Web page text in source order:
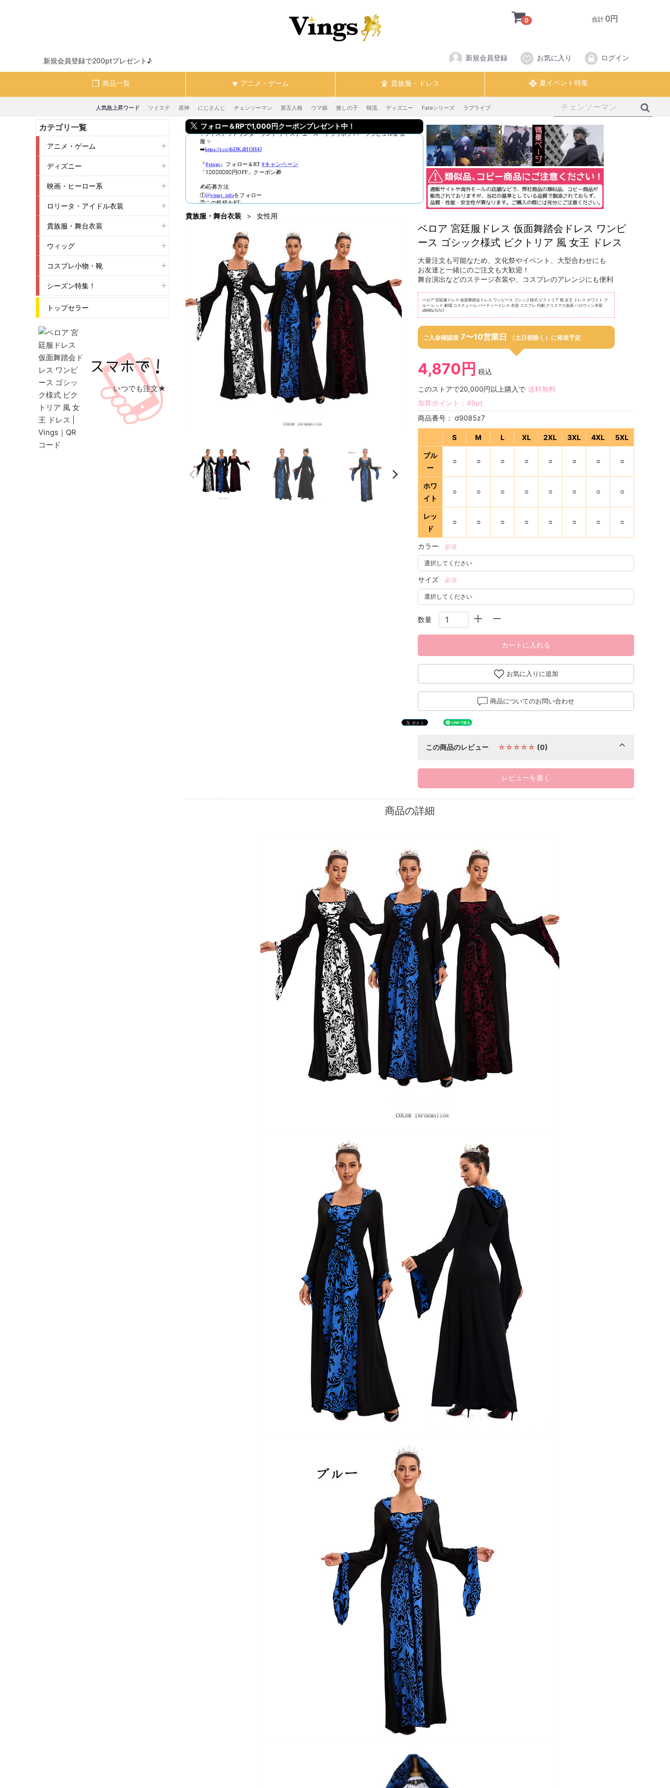
新規会員登録で200ptプレゼント♪
0 合計 0円
新規会員登録 お気に入り ログイン
商品一覧 アニメ・ゲーム 貴族服・ドレス
人気急上昇ワード ツイステ 原神 にじさんじ チェンソーマン 第五人格 ウマ娘 推しの子 韓流 ディズニー Fateシリーズ ラブライブ
カテゴリ一覧
アニメ・ゲーム
ディズニー
映画・ヒーロー系
ロリータ・アイドル衣装
貴族服・舞台衣装
ウィッグ
コスプレ小物・靴
シーズン特集！
トップセラー
いつでも注文★
フォロー＆RPで1,000円クーポンプレゼント中！
貴族服・舞台衣装 女性用
ベロア 宮廷服ドレス 仮面舞踏会ドレス ワンピ
ース ゴシック様式 ビクトリア 風 女王 ドレス
大量注文も可能なため、文化祭やイベント、大型合わせにも
お友達と一緒にのご注文も大歓迎！
舞台演出などのステージ衣装や、コスプレのアレンジにも便利
ベロア 宮廷服ドレス 仮面舞踏会ドレス ワンピース ゴシック様式 ビクトリア 風 女王 ドレス ホワイト ブ
ルー レッド 劇場 コスチューム パーティードレス 衣装 コスプレ 代劇 クリスマス仮装 ハロウィン衣装
d9085z7z7z7
ご入金確認後 7〜10営業日 （土日祝除く）に発送予定
4,870円 税込
このストアで20,000円以上購入で 送料無料
加算ポイント： 49pt
商品番号： d9085z7
S M L XL 2XL 3XL 4XL 5XL
ブル
ー
○ ○ ○ ○ ○ ○ ○ ○
ホワ
イト
○ ○ ○ ○ ○ ○ ○ ○
レッ
ド
○ ○ ○ ○ ○ ○ ○ ○
カラー 必須
サイズ 必須
数量
カートに入れる
お気に入りに追加
商品についてのお問い合わせ
この商品のレビュー ☆☆☆☆☆ (0)
レビューを書く
商品の詳細